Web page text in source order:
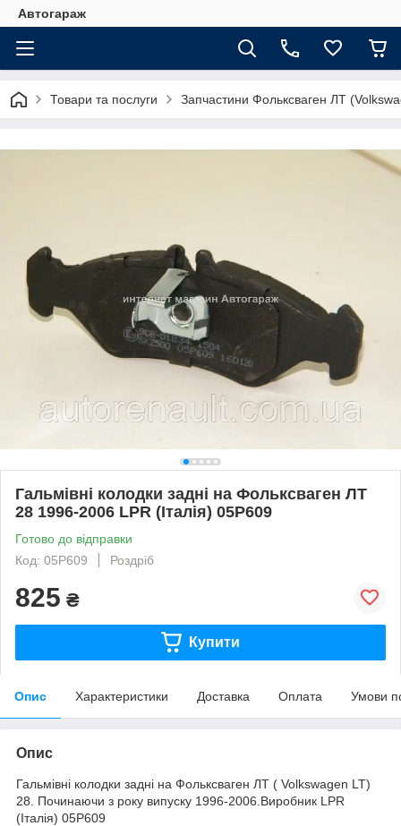
Автогараж
Товари та послуги Запчастини Фольксваген ЛТ
Гальмівні колодки задні на Фольксваген ЛТ
28 1996-2006 LPR (Італія) 05P609
Готово до відправки
Код: 05P609
Роздріб
825 ₴
Купити
Опис Характеристики Доставка Оплата Умови
Опис
Гальмівні колодки задні на Фольксваген ЛТ ( Volkswagen LT)
28. Починаючи з року випуску 1996-2006.Виробник LPR
(Італія) 05P609